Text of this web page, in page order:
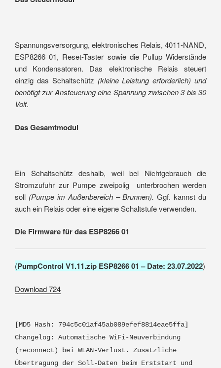
Spannungsversorgung, elektronisches Relais, 4011-NAND,
ESP8266 01, Reset-Taster sowie die Pullup Widerstände
und Kondensatoren. Das elektronische Relais steuert
einzig das Schaltschütz (kleine Leistung erforderlich) und
benötigt zur Ansteuerung eine Spannung zwischen 3 bis 30
Volt.
Das Gesamtmodul
Ein Schaltschütz deshalb, weil bei Nichtgebrauch die
Stromzufuhr zur Pumpe zweipolig unterbrochen werden
soll (Pumpe im Außenbereich – Brunnen). Ggf. kannst du
auch ein Relais oder eine eigene Schaltstufe verwenden.
Die Firmware für das ESP8266 01
(PumpControl V1.11.zip ESP8266 01 – Date: 23.07.2022)
Download724
[MD5 Hash: 794c5c01af45ab089efef8814eae5ffa]
Changelog: Automatische WiFi-Neuverbindung
(reconnect) bei WLAN-Verlust. Zusätzliche
Übertragung der Soll-Daten beim Erststart und